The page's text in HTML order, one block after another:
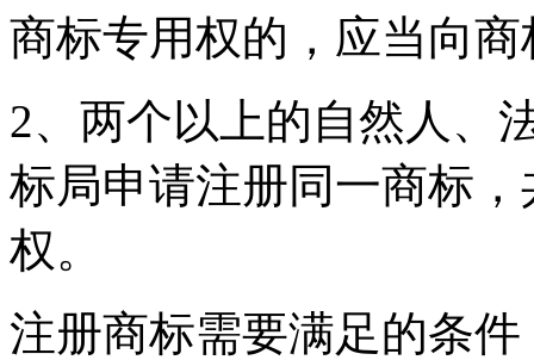
商标专用权的，应当向
2、两个以上的自然人、
标局申请注册同一商标
权。
注册商标需要满足的条件